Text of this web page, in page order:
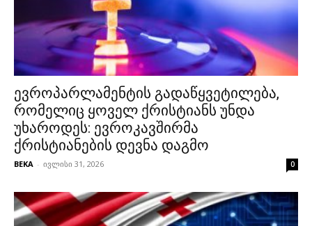
ევროპარლამენტის გადაწყვეტილება,
რომელიც ყოველ ქრისტიანს უნდა
უხაროდეს: ევროკავშირმა
ქრისტიანების დევნა დაგმო
BEKA - ივლისი 31, 2026 0